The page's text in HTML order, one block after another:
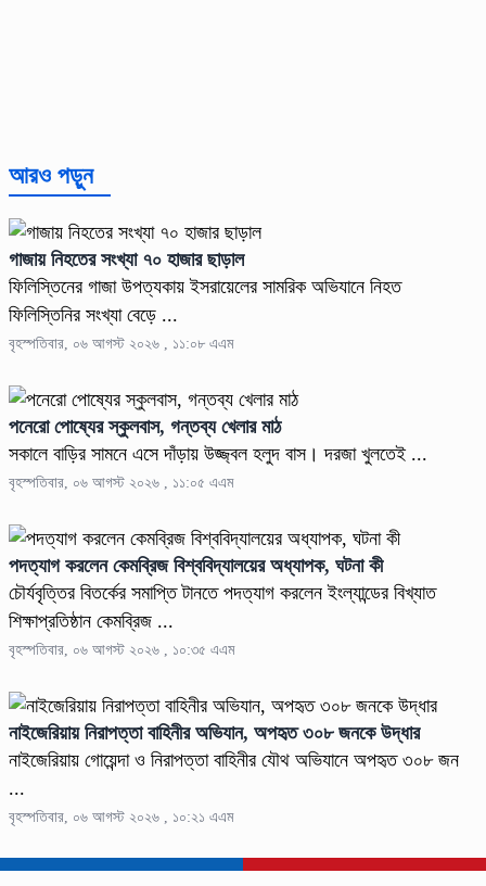
আরও পড়ুন
গাজায় নিহতের সংখ্যা ৭০ হাজার ছাড়াল
ফিলিস্তিনের গাজা উপত্যকায় ইসরায়েলের সামরিক অভিযানে নিহত
ফিলিস্তিনির সংখ্যা বেড়ে ...
বৃহস্পতিবার, ০৬ আগস্ট ২০২৬ , ১১:০৮ এএম
পনেরো পোষ্যের স্কুলবাস, গন্তব্য খেলার মাঠ
সকালে বাড়ির সামনে এসে দাঁড়ায় উজ্জ্বল হলুদ বাস। দরজা খুলতেই ...
বৃহস্পতিবার, ০৬ আগস্ট ২০২৬ , ১১:০৫ এএম
পদত্যাগ করলেন কেমব্রিজ বিশ্ববিদ্যালয়ের অধ্যাপক, ঘটনা কী
চৌর্যবৃত্তির বিতর্কের সমাপ্তি টানতে পদত্যাগ করলেন ইংল্যান্ডের বিখ্যাত
শিক্ষাপ্রতিষ্ঠান কেমব্রিজ ...
বৃহস্পতিবার, ০৬ আগস্ট ২০২৬ , ১০:৩৫ এএম
নাইজেরিয়ায় নিরাপত্তা বাহিনীর অভিযান, অপহৃত ৩০৮ জনকে উদ্ধার
নাইজেরিয়ায় গোয়েন্দা ও নিরাপত্তা বাহিনীর যৌথ অভিযানে অপহৃত ৩০৮ জন
...
বৃহস্পতিবার, ০৬ আগস্ট ২০২৬ , ১০:২১ এএম